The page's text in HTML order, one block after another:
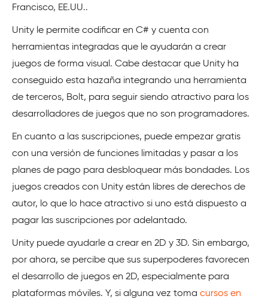
Francisco, EE.UU..
Unity le permite codificar en C# y cuenta con
herramientas integradas que le ayudarán a crear
juegos de forma visual. Cabe destacar que Unity ha
conseguido esta hazaña integrando una herramienta
de terceros, Bolt, para seguir siendo atractivo para los
desarrolladores de juegos que no son programadores.
En cuanto a las suscripciones, puede empezar gratis
con una versión de funciones limitadas y pasar a los
planes de pago para desbloquear más bondades. Los
juegos creados con Unity están libres de derechos de
autor, lo que lo hace atractivo si uno está dispuesto a
pagar las suscripciones por adelantado.
Unity puede ayudarle a crear en 2D y 3D. Sin embargo,
por ahora, se percibe que sus superpoderes favorecen
el desarrollo de juegos en 2D, especialmente para
plataformas móviles. Y, si alguna vez toma cursos en